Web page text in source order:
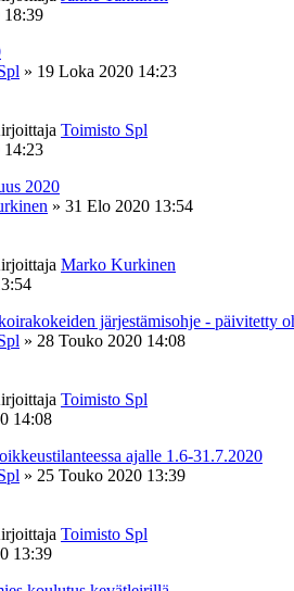
18:39
» 19 Loka 2020 14:23
Toimisto Spl
14:23
2020
» 31 Elo 2020 13:54
Marko Kurkinen
järjestämisohje - päivitetty
» 28 Touko 2020 14:08
Toimisto Spl
14:08
ajalle 1.6-31.7.2020
» 25 Touko 2020 13:39
Toimisto Spl
13:39